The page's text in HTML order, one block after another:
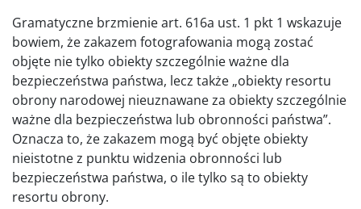
Gramatyczne brzmienie art. 616a ust. 1 pkt 1 wskazuje
bowiem, że zakazem fotografowania mogą zostać
objęte nie tylko obiekty szczególnie ważne dla
bezpieczeństwa państwa, lecz także „obiekty resortu
obrony narodowej nieuznawane za obiekty szczególnie
ważne dla bezpieczeństwa lub obronności państwa”.
Oznacza to, że zakazem mogą być objęte obiekty
nieistotne z punktu widzenia obronności lub
bezpieczeństwa państwa, o ile tylko są to obiekty
resortu obrony.